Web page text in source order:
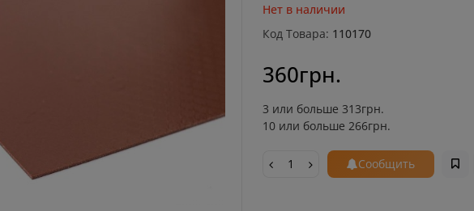
Нет в наличии
Код Товара: 110170
360грн.
3 или больше 313грн.
10 или больше 266грн.
Сообщить